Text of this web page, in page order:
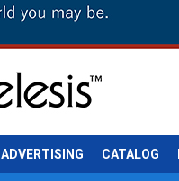
ADVERTISING CATALOG